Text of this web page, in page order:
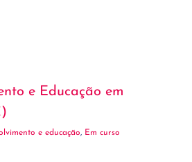
e Educação em
e educação, Em curso